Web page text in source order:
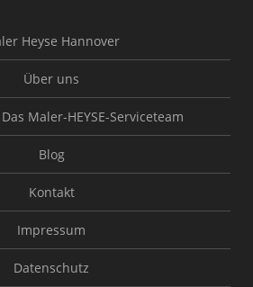
Heyse Hannover
Über uns
Maler-HEYSE-Serviceteam
Blog
Kontakt
Impressum
Datenschutz